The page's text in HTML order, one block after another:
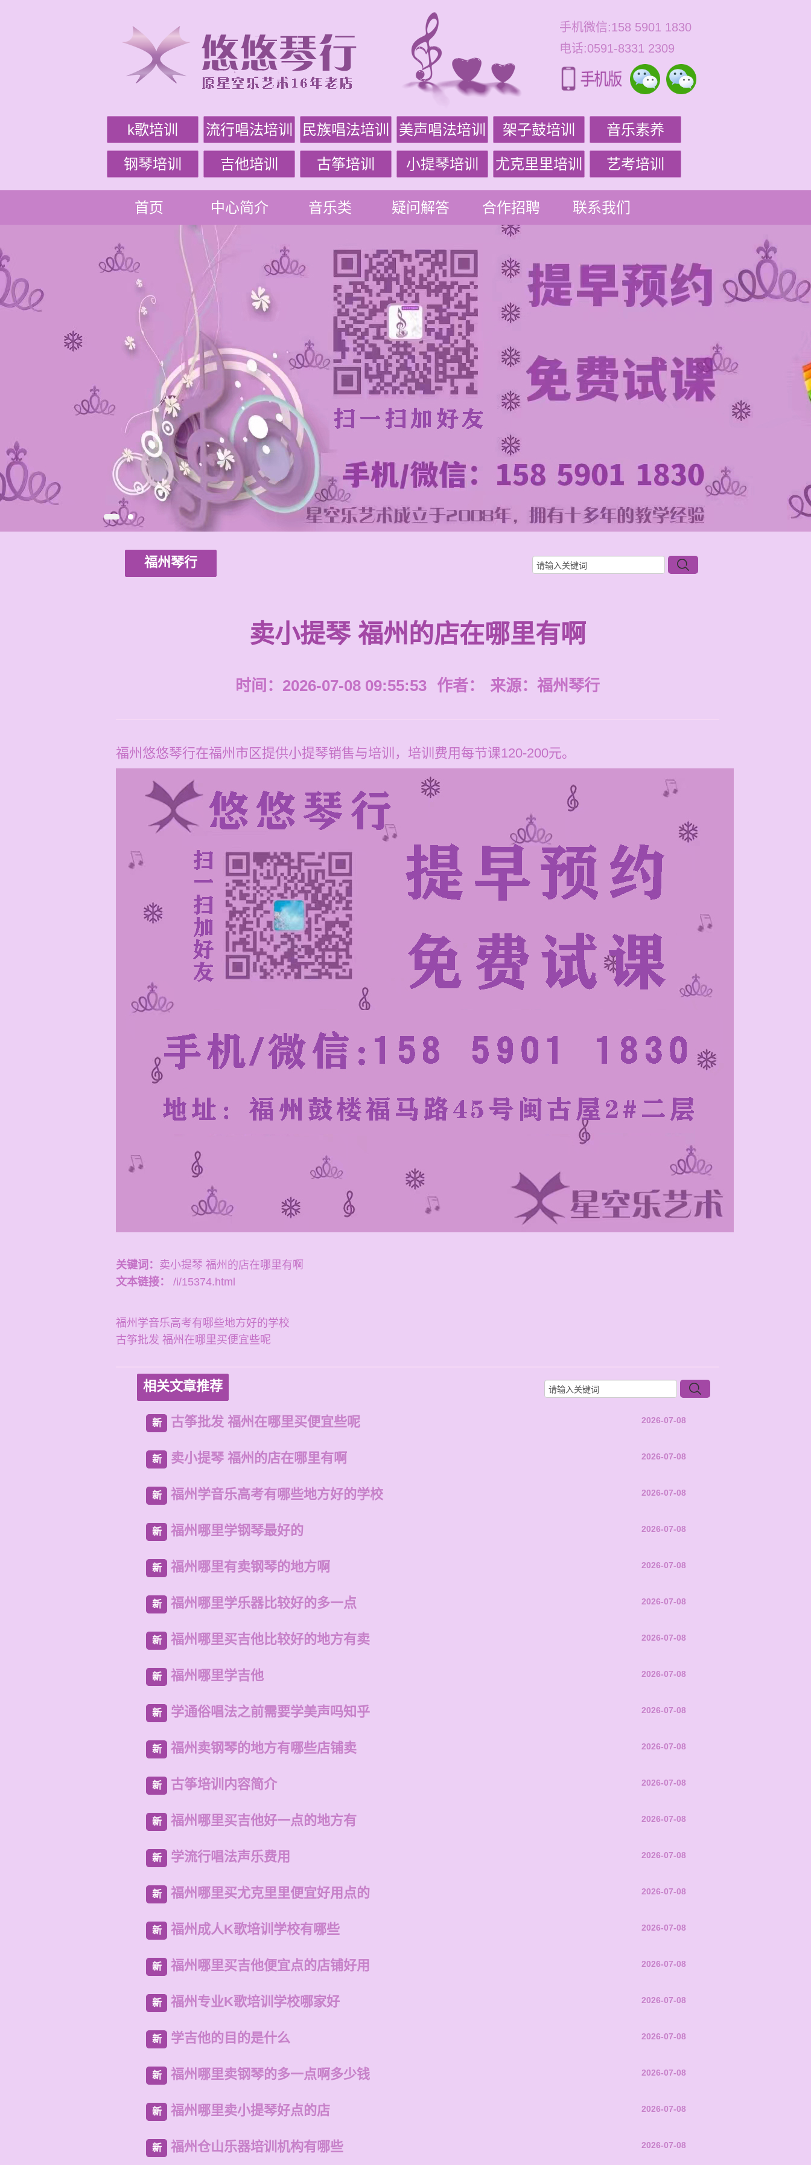
手机微信:158 5901 1830
电话:0591-8331 2309
k歌培训 流行唱法培训 民族唱法培训 美声唱法培训 架子鼓培训 音乐素养
钢琴培训 吉他培训 古筝培训 小提琴培训 尤克里里培训 艺考培训
首页 中心简介 音乐类 疑问解答 合作招聘 联系我们
福州琴行
卖小提琴 福州的店在哪里有啊
时间：2026-07-08 09:55:53 作者： 来源： 福州琴行
福州悠悠琴行在福州市区提供小提琴销售与培训，培训费用每节课120-200元。
关键词： 卖小提琴 福州的店在哪里有啊
文本链接：
/i/15374.html
福州学音乐高考有哪些地方好的学校
古筝批发 福州在哪里买便宜些呢
相关文章推荐
新 古筝批发 福州在哪里买便宜些呢 2026-07-08
新 卖小提琴 福州的店在哪里有啊 2026-07-08
新 福州学音乐高考有哪些地方好的学校 2026-07-08
新 福州哪里学钢琴最好的 2026-07-08
新 福州哪里有卖钢琴的地方啊 2026-07-08
新 福州哪里学乐器比较好的多一点 2026-07-08
新 福州哪里买吉他比较好的地方有卖 2026-07-08
新 福州哪里学吉他 2026-07-08
新 学通俗唱法之前需要学美声吗知乎 2026-07-08
新 福州卖钢琴的地方有哪些店铺卖 2026-07-08
新 古筝培训内容简介 2026-07-08
新 福州哪里买吉他好一点的地方有 2026-07-08
新 学流行唱法声乐费用 2026-07-08
新 福州哪里买尤克里里便宜好用点的 2026-07-08
新 福州成人K歌培训学校有哪些 2026-07-08
新 福州哪里买吉他便宜点的店铺好用 2026-07-08
新 福州专业K歌培训学校哪家好 2026-07-08
新 学吉他的目的是什么 2026-07-08
新 福州哪里卖钢琴的多一点啊多少钱 2026-07-08
新 福州哪里卖小提琴好点的店 2026-07-08
新 福州仓山乐器培训机构有哪些 2026-07-08